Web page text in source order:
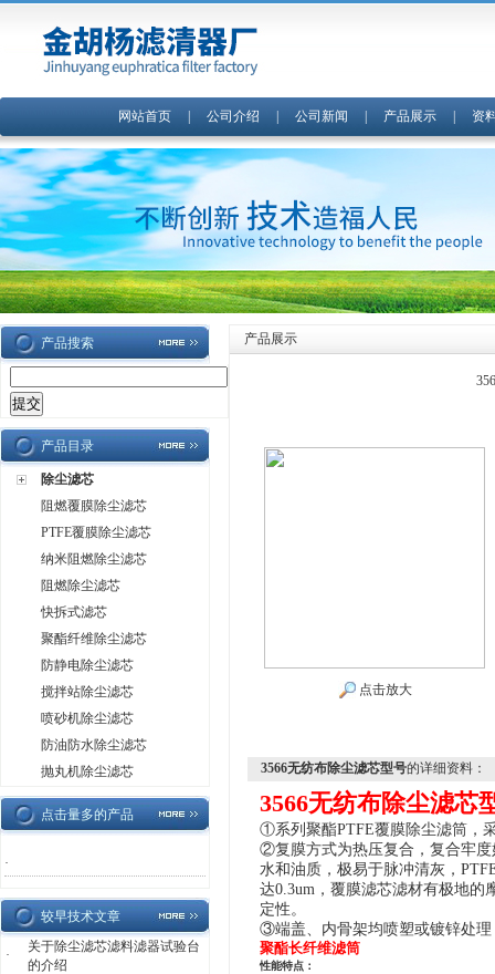
网站首页 公司介绍 公司新闻 产品展示 资
产品搜索
产品目录
除尘滤芯
阻燃覆膜除尘滤芯
PTFE覆膜除尘滤芯
纳米阻燃除尘滤芯
阻燃除尘滤芯
快拆式滤芯
聚酯纤维除尘滤芯
防静电除尘滤芯
搅拌站除尘滤芯
喷砂机除尘滤芯
防油防水除尘滤芯
抛丸机除尘滤芯
点击量多的产品
·
较早技术文章
·
关于除尘滤芯滤料滤器试验台
的介绍
产品展示
点击放大
3566无纺布除尘滤芯型号的详细资料：
3566无纺布除尘滤芯
①系列聚酯PTFE覆膜除尘滤筒，
②复膜方式为热压复合，复合牢
水和油质，极易于脉冲清灰，
达0.3um，覆膜滤芯滤材有极地的
定性。
③端盖、内骨架均喷塑或镀锌处
聚酯长纤维滤筒
性能特点：